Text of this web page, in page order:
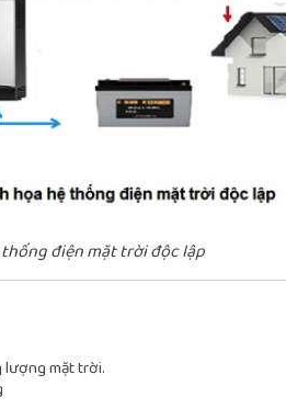
thống điện mặt trời độc lập
lượng mặt trời.